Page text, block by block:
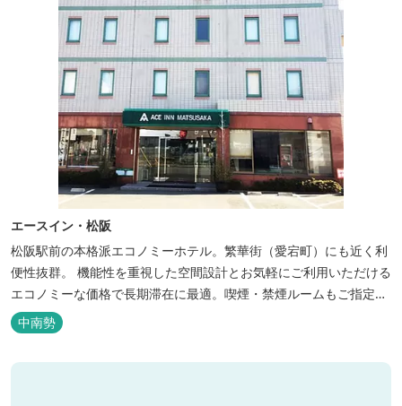
エースイン・松阪
松阪駅前の本格派エコノミーホテル。繁華街（愛宕町）にも近く利
便性抜群。 機能性を重視した空間設計とお気軽にご利用いただける
エコノミーな価格で長期滞在に最適。喫煙・禁煙ルームもご指定い
ただけます。 無料サービス ・３０種類以上の和洋朝食ビュッフェ
（6:30～9:30） ・アルコールも無料のウェルカムドリンクサービス
（18:00～20:00）
中南勢